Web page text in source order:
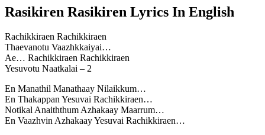
Rasikiren Rasikiren Lyrics In English
Rachikkiraen Rachikkiraen
Thaevanotu Vaazhkkaiyai…
Ae… Rachikkiraen Rachikkiraen
Yesuvotu Naatkalai – 2
En Manathil Manathaay Nilaikkum…
En Thakappan Yesuvai Rachikkiraen…
Notikal Anaiththum Azhakaay Maarrum…
En Vaazhvin Azhakaay Yesuvai Rachikkiraen…